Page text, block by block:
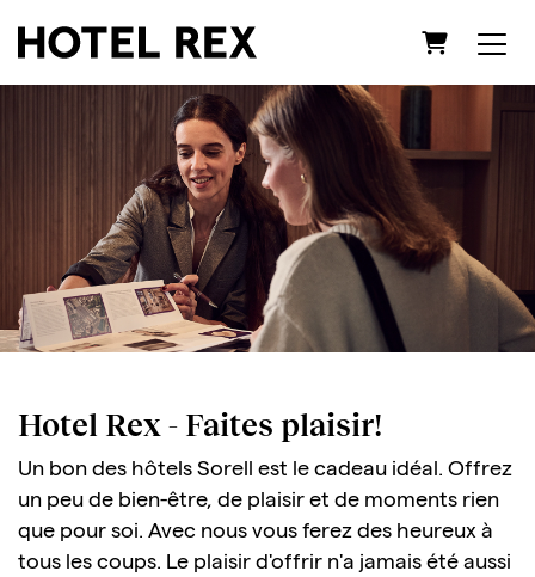
Panier
Hotel Rex - Faites plaisir!
Un bon des hôtels Sorell est le cadeau idéal. Offrez
un peu de bien-être, de plaisir et de moments rien
que pour soi. Avec nous vous ferez des heureux à
tous les coups. Le plaisir d'offrir n'a jamais été aussi